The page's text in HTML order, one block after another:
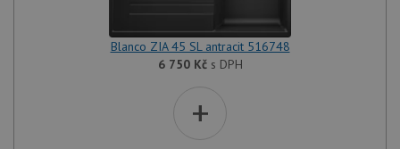
Blanco ZIA 45 SL antracit 516748
6 750 Kčs DPH
+